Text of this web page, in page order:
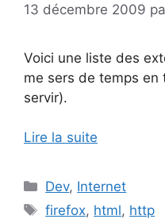
13 décembre 2009
Voici une liste des
me sers de temps en
servir).
Lire la suite
Catégories
Dev, Internet
Étiquettes
firefox, html, http